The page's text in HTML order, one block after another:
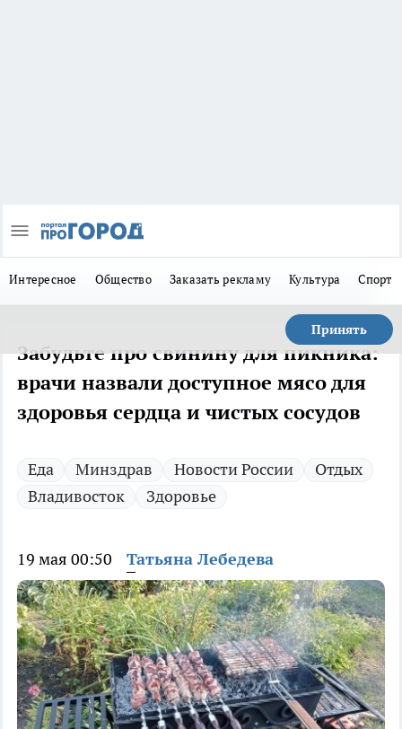
Интересное Общество Заказать рекламу Культура Спорт
Принять
Забудьте про свинину для пикника:
врачи назвали доступное мясо для
здоровья сердца и чистых сосудов
Еда Минздрав Новости России
Отдых
Владивосток
Здоровье
19 мая 00:50 Татьяна Лебедева